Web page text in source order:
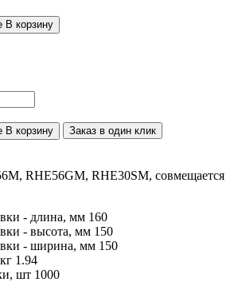
В корзину
В корзину Заказ в один клик
RHE56GM, RHE30SM, совмещается
- длина, мм 160
- высота, мм 150
- ширина, мм 150
1.94
шт 1000